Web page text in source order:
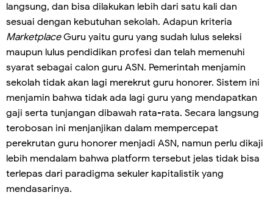
langsung, dan bisa dilakukan lebih dari satu kali dan
sesuai dengan kebutuhan sekolah. Adapun kriteria
MarketplaceGuru yaitu guru yang sudah lulus seleksi
maupun lulus pendidikan profesi dan telah memenuhi
syarat sebagai calon guru ASN. Pemerintah menjamin
sekolah tidak akan lagi merekrut guru honorer. Sistem ini
menjamin bahwa tidak ada lagi guru yang mendapatkan
gaji serta tunjangan dibawah rata-rata. Secara langsung
terobosan ini menjanjikan dalam mempercepat
perekrutan guru honorer menjadi ASN, namun perlu dikaji
lebih mendalam bahwa platform tersebut jelas tidak bisa
terlepas dari paradigma sekuler kapitalistik yang
mendasarinya.